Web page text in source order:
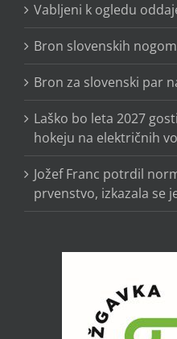
Vabljeni k ogledu
Bron slovenskih
Bron za slovenski par
Laško bo leta 2027
hokeju na električnih
Jožef Franc potrdil
prvenstvo, izkazala se